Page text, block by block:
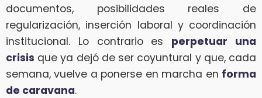
documentos, posibilidades reales de
regularización, inserción laboral y coordinación
institucional. Lo contrario es perpetuar una
crisis que ya dejó de ser coyuntural y que, cada
semana, vuelve a ponerse en marcha en forma
de caravana.